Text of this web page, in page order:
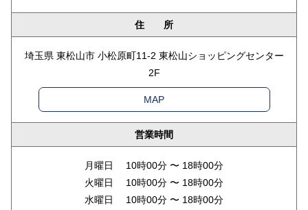
住 所
埼玉県 東松山市 小松原町11-2 東松山ショッピングセンター
2F
MAP
営業時間
月曜日 10時00分 〜 18時00分
火曜日 10時00分 〜 18時00分
水曜日 10時00分 〜 18時00分